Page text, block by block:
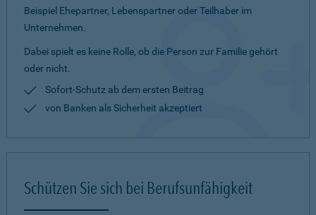
Beispiel Ehepartner, Lebenspartner oder Teilhaber im
Unternehmen.
Dabei spielt es keine Rolle, ob die Person zur Familie gehört
oder nicht.
Sofort-Schutz ab dem ersten Beitrag
von Banken als Sicherheit akzeptiert
Schützen Sie sich bei Berufsunfähigkeit